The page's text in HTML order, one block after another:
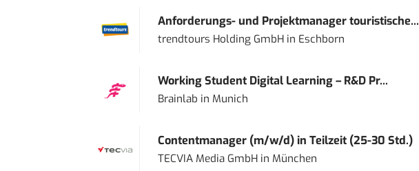
Anforderungs- und Projektmanager touristische...
trendtours Holding GmbHin Eschborn
Working Student Digital Learning – R&D Pr...
Brainlab in Munich
Contentmanager (m/w/d) in Teilzeit (25-30 Std.)
TECVIA Media GmbHin München